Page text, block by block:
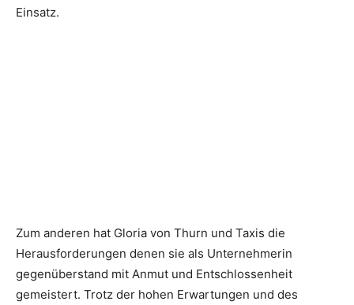
Einsatz.
Zum anderen hat Gloria von Thurn und Taxis die
Herausforderungen denen sie als Unternehmerin
gegenüberstand mit Anmut und Entschlossenheit
gemeistert. Trotz der hohen Erwartungen und des